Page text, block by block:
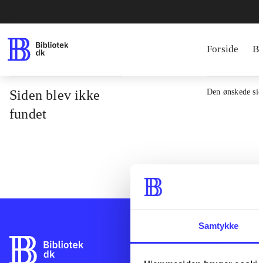
Samtykke
Forside
Siden blev ikke
fundet
Den ønskede
Bibliotek.dk er